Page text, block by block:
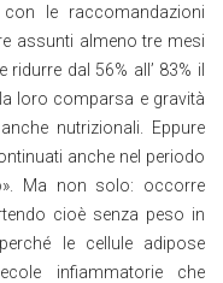
le raccomandazioni
assunti almeno tre mesi
dal 56% all’ 83% il
loro comparsa e gravità
nutrizionali. Eppure
anche nel periodo
Ma non solo: occorre
cioè senza peso in
le cellule adipose
infiammatorie che